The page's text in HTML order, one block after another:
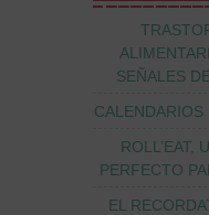
SEÑALES
CALENDARIOS
ROLL’EAT,
PERFECTO
EL